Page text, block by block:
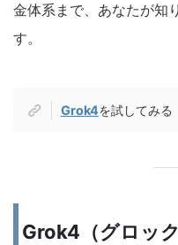
金体系まで、あなたが知
す。
Grok4を試してみる
Grok4（グロッ